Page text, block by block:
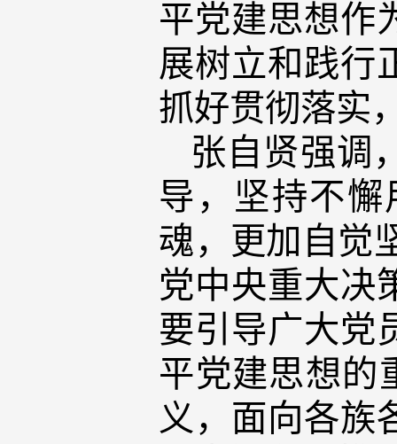
平党建思想作
展树立和践行
抓好贯彻落实
张自贤强调
导，坚持不
魂，更加自觉
党中央重大决
要引导广大党
平党建思想的
义，面向各族